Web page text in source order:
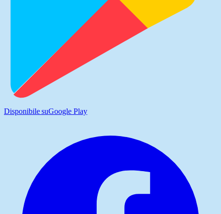
Disponibile suGoogle Play